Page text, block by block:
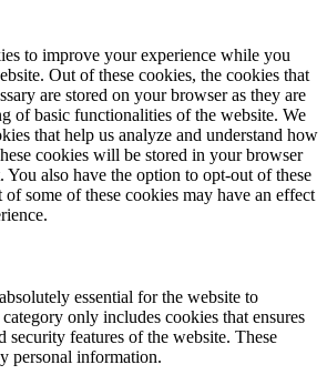
to improve your experience while you
Out of these cookies, the cookies that
are stored on your browser as they are
of basic functionalities of the website. We
that help us analyze and understand how
cookies will be stored in your browser
also have the option to opt-out of these
some of these cookies may have an effect
essential for the website to
only includes cookies that ensures
security features of the website. These
personal information.